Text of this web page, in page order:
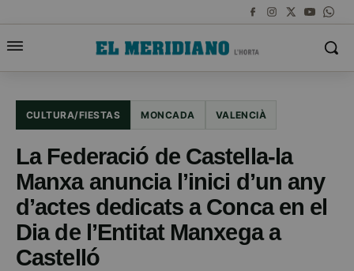
CULTURA/FIESTAS MONCADA VALENCIÀ
La Federació de Castella-la
Manxa anuncia l’inici d’un any
d’actes dedicats a Conca en el
Dia de l’Entitat Manxega a
Castelló